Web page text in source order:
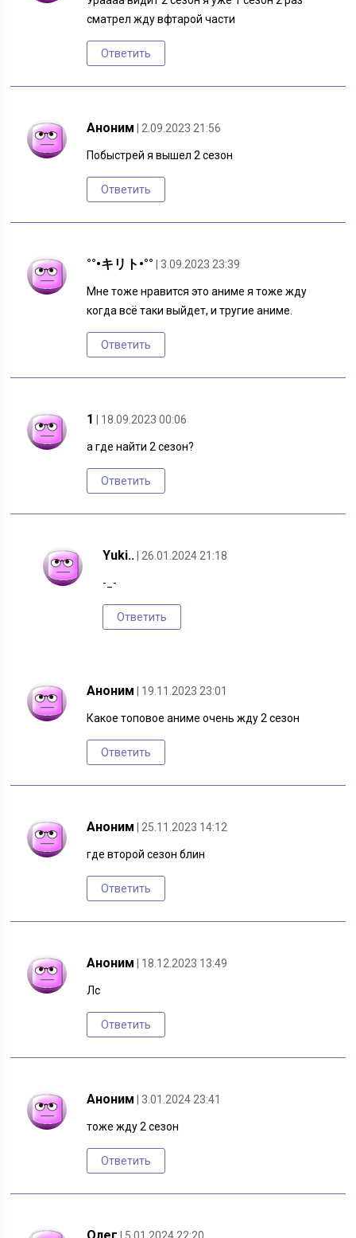
сматрел жду вфтарой части
Ответить
Аноним | 2.09.2023 21:56
Побыстрей я вышел 2 сезон
Ответить
°°•キリト•°° | 3.09.2023 23:39
Мне тоже нравится это аниме я тоже жду
когда всё таки выйдет, и тругие аниме.
Ответить
1 | 18.09.2023 00:06
а где найти 2 сезон?
Ответить
Yuki.. | 26.01.2024 21:18
-_-
Ответить
Аноним | 19.11.2023 23:01
Какое топовое аниме очень жду 2 сезон
Ответить
Аноним | 25.11.2023 14:12
где второй сезон блин
Ответить
Аноним | 18.12.2023 13:49
Лс
Ответить
Аноним | 3.01.2024 23:41
тоже жду 2 сезон
Ответить